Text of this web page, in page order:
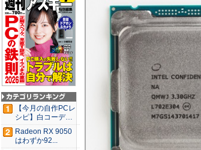
【今月の自作PCレ
シピ】白コーデと
発光が...
Radeon RX 9050
はわずか92...